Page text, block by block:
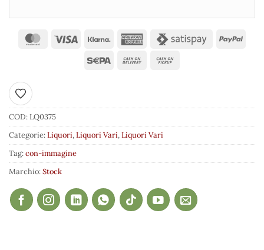
Aggiungi ai preferiti
COD:LQ0375
Categorie:Liquori,Liquori Vari,Liquori Vari
Tag:con-immagine
Marchio:Stock